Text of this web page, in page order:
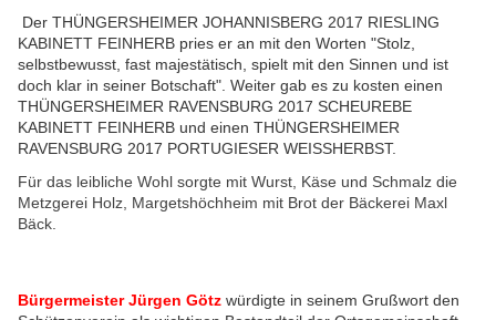
Der THÜNGERSHEIMER JOHANNISBERG 2017 RIESLING
KABINETT FEINHERB pries er an mit den Worten "Stolz,
selbstbewusst, fast majestätisch, spielt mit den Sinnen und ist
doch klar in seiner Botschaft". Weiter gab es zu kosten einen
THÜNGERSHEIMER RAVENSBURG 2017 SCHEUREBE
KABINETT FEINHERB und einen THÜNGERSHEIMER
RAVENSBURG 2017 PORTUGIESER WEISSHERBST.
Für das leibliche Wohl sorgte mit Wurst, Käse und Schmalz die
Metzgerei Holz, Margetshöchheim mit Brot der Bäckerei Maxl
Bäck.
Bürgermeister Jürgen Götz würdigte in seinem Grußwort den